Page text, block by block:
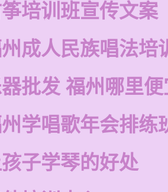
培训班宣传文案
成人民族唱法培
批发 福州哪里
学唱歌年会排练
子学琴的好处